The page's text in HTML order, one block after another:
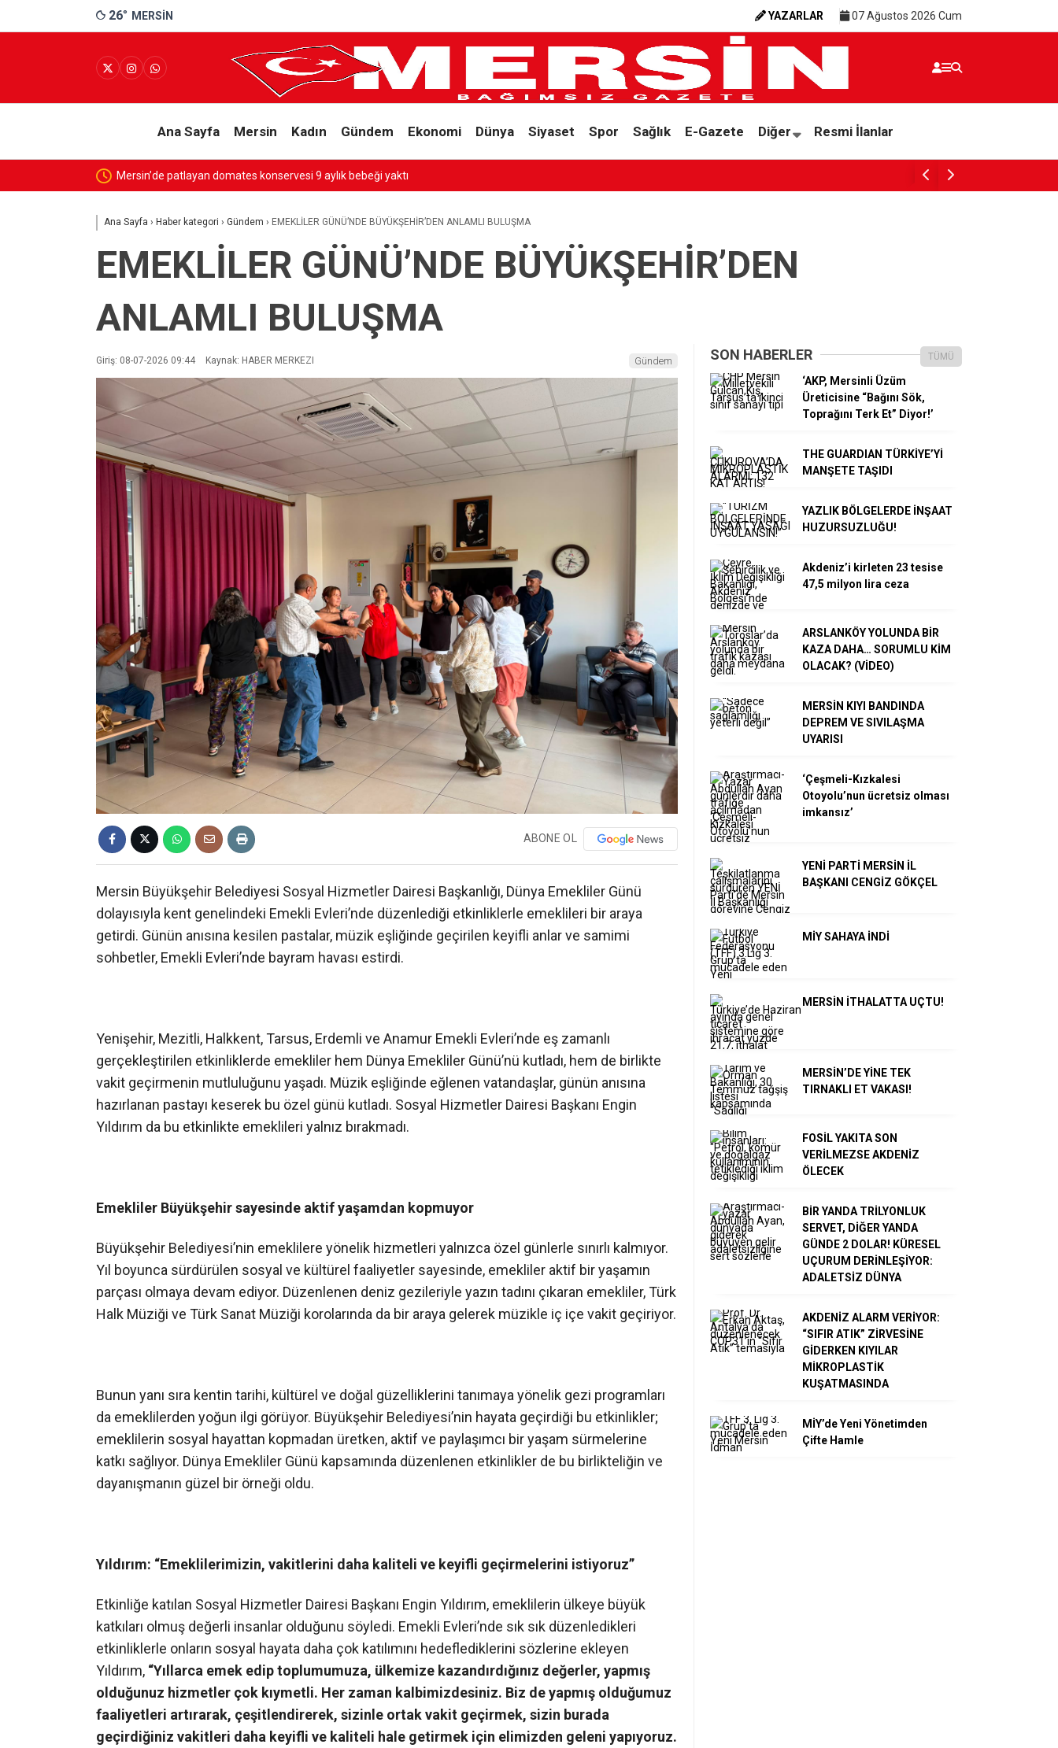
26° MERSIN YAZARLAR 07 Ağustos 2026 Cum
Ana Sayfa Mersin Kadın Gündem Ekonomi Dünya Siyaset Spor Sağlık E-Gazete Diğer Resmi İlanlar
Mersin’de patlayan domates konservesi 9 aylık bebeği yaktı
Ana Sayfa › Haber kategori › Gündem › EMEKLİLER GÜNÜ’NDE BÜYÜKŞEHİR’DEN ANLAMLI BULUŞMA
EMEKLİLER GÜNÜ’NDE BÜYÜKŞEHİR’DEN
ANLAMLI BULUŞMA
Giriş: 08-07-2026 09:44 Kaynak: HABER MERKEZI Gündem
ABONE OL
Mersin Büyükşehir Belediyesi Sosyal Hizmetler Dairesi Başkanlığı, Dünya Emekliler Günü
dolayısıyla kent genelindeki Emekli Evleri’nde düzenlediği etkinliklerle emeklileri bir araya
getirdi. Günün anısına kesilen pastalar, müzik eşliğinde geçirilen keyifli anlar ve samimi
sohbetler, Emekli Evleri’nde bayram havası estirdi.
Yenişehir, Mezitli, Halkkent, Tarsus, Erdemli ve Anamur Emekli Evleri’nde eş zamanlı
gerçekleştirilen etkinliklerde emekliler hem Dünya Emekliler Günü’nü kutladı, hem de birlikte
vakit geçirmenin mutluluğunu yaşadı. Müzik eşliğinde eğlenen vatandaşlar, günün anısına
hazırlanan pastayı keserek bu özel günü kutladı. Sosyal Hizmetler Dairesi Başkanı Engin
Yıldırım da bu etkinlikte emeklileri yalnız bırakmadı.
Emekliler Büyükşehir sayesinde aktif yaşamdan kopmuyor
Büyükşehir Belediyesi’nin emeklilere yönelik hizmetleri yalnızca özel günlerle sınırlı kalmıyor.
Yıl boyunca sürdürülen sosyal ve kültürel faaliyetler sayesinde, emekliler aktif bir yaşamın
parçası olmaya devam ediyor. Düzenlenen deniz gezileriyle yazın tadını çıkaran emekliler, Türk
Halk Müziği ve Türk Sanat Müziği korolarında da bir araya gelerek müzikle iç içe vakit geçiriyor.
Bunun yanı sıra kentin tarihi, kültürel ve doğal güzelliklerini tanımaya yönelik gezi programları
da emeklilerden yoğun ilgi görüyor. Büyükşehir Belediyesi’nin hayata geçirdiği bu etkinlikler;
emeklilerin sosyal hayattan kopmadan üretken, aktif ve paylaşımcı bir yaşam sürmelerine
katkı sağlıyor. Dünya Emekliler Günü kapsamında düzenlenen etkinlikler de bu birlikteliğin ve
dayanışmanın güzel bir örneği oldu.
Yıldırım: “Emeklilerimizin, vakitlerini daha kaliteli ve keyifli geçirmelerini istiyoruz”
Etkinliğe katılan Sosyal Hizmetler Dairesi Başkanı Engin Yıldırım, emeklilerin ülkeye büyük
katkıları olmuş değerli insanlar olduğunu söyledi. Emekli Evleri’nde sık sık düzenledikleri
etkinliklerle onların sosyal hayata daha çok katılımını hedeflediklerini sözlerine ekleyen
Yıldırım, “Yıllarca emek edip toplumumuza, ülkemize kazandırdığınız değerler, yapmış
olduğunuz hizmetler çok kıymetli. Her zaman kalbimizdesiniz. Biz de yapmış olduğumuz
faaliyetleri artırarak, çeşitlendirerek, sizinle ortak vakit geçirmek, sizin burada
geçirdiğiniz vakitleri daha keyifli ve kaliteli hale getirmek için elimizden geleni yapıyoruz.
SON HABERLER TÜMÜ
‘AKP, Mersinli Üzüm
Üreticisine “Bağını Sök,
Toprağını Terk Et” Diyor!’
THE GUARDIAN TÜRKİYE’Yİ
MANŞETE TAŞIDI
YAZLIK BÖLGELERDE İNŞAAT
HUZURSUZLUĞU!
Akdeniz’i kirleten 23 tesise
47,5 milyon lira ceza
ARSLANKÖY YOLUNDA BİR
KAZA DAHA… SORUMLU KİM
OLACAK? (VİDEO)
MERSİN KIYI BANDINDA
DEPREM VE SIVILAŞMA
UYARISI
‘Çeşmeli-Kızkalesi
Otoyolu’nun ücretsiz olması
imkansız’
YENİ PARTİ MERSİN İL
BAŞKANI CENGİZ GÖKÇEL
MİY SAHAYA İNDİ
MERSİN İTHALATTA UÇTU!
MERSİN’DE YİNE TEK
TIRNAKLI ET VAKASI!
FOSİL YAKITA SON
VERİLMEZSE AKDENİZ
ÖLECEK
BİR YANDA TRİLYONLUK
SERVET, DİĞER YANDA
GÜNDE 2 DOLAR! KÜRESEL
UÇURUM DERİNLEŞİYOR:
ADALETSİZ DÜNYA
AKDENİZ ALARM VERİYOR:
“SIFIR ATIK” ZİRVESİNE
GİDERKEN KIYILAR
MİKROPLASTİK
KUŞATMASINDA
MİY’de Yeni Yönetimden
Çifte Hamle